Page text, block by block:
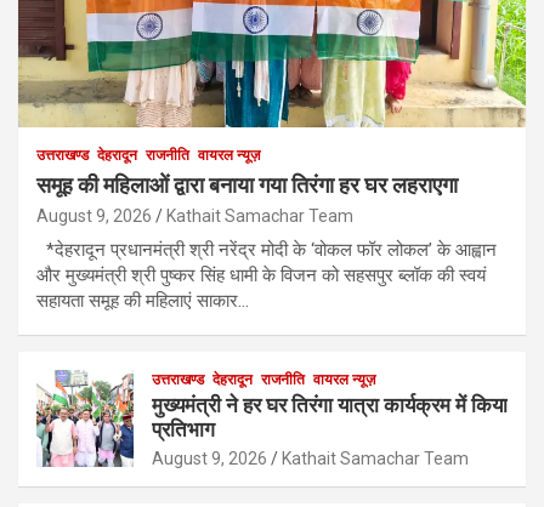
उत्तराखण्ड देहरादून राजनीति वायरल न्यूज़
समूह की महिलाओं द्वारा बनाया गया तिरंगा हर घर लहराएगा
August 9, 2026 Kathait Samachar Team
*देहरादून प्रधानमंत्री श्री नरेंद्र मोदी के ‘वोकल फॉर लोकल’ के आह्वान
और मुख्यमंत्री श्री पुष्कर सिंह धामी के विजन को सहसपुर ब्लॉक की स्वयं
सहायता समूह की महिलाएं साकार…
उत्तराखण्ड देहरादून राजनीति वायरल न्यूज़
मुख्यमंत्री ने हर घर तिरंगा यात्रा कार्यक्रम में किया
प्रतिभाग
August 9, 2026 Kathait Samachar Team